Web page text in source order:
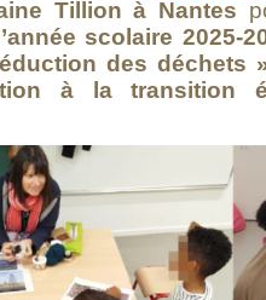
Tillion à Nantes
scolaire 2025-
des déchets
à la transition